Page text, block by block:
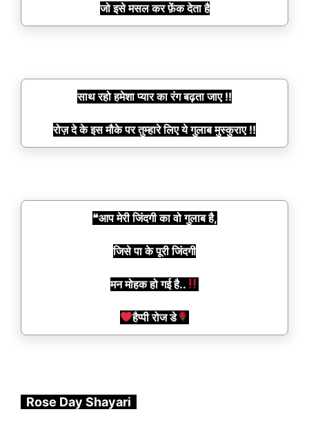
जो इसे मसल कर फ़ेंक देता है
साथ रहो हमेशा प्यार का रंग बढ़ता जाए !!
रोज़ दे के इस मौके पर तुम्हारे लिए ये गुलाब मुस्कुराए !!
❝आप मेरी जिंदगी का वो गुलाब है,
जिसे पा के पूरी जिंदगी
मन मोहक हो गई है..
हैप्पी रोज डे
Rose Day Shayari